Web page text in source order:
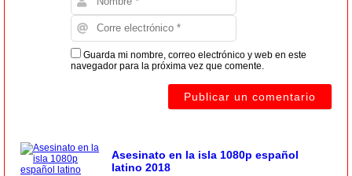
Guarda mi nombre, correo electrónico y web en este
navegador para la próxima vez que comente.
Asesinato en la isla 1080p español
latino 2018